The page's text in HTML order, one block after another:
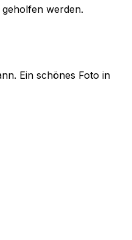
werden.
Ein schönes Foto in